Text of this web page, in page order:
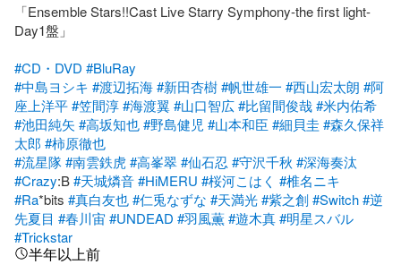
「Ensemble Stars!!Cast Live Starry Symphony-the first light-
Day1盤」
#CD・DVD #BluRay
#中島ヨシキ #渡辺拓海#新田杏樹#帆世雄一 #西山宏太朗 #阿
座上洋平#笠間淳#海渡翼 #山口智広#比留間俊哉#米内佑希
#池田純矢 #高坂知也#野島健児 #山本和臣 #細貝圭 #森久保祥
太郎 #柿原徹也
#流星隊#南雲鉄虎#高峯翠#仙石忍 #守沢千秋 #深海奏汰
#Crazy:B #天城燐音#HiMERU #桜河こはく #椎名ニキ
#Ra*bits #真白友也#仁兎なずな #天満光#紫之創#Switch#逆
先夏目 #春川宙#UNDEAD #羽風薫#遊木真#明星スバル
#Trickstar
半年以上前